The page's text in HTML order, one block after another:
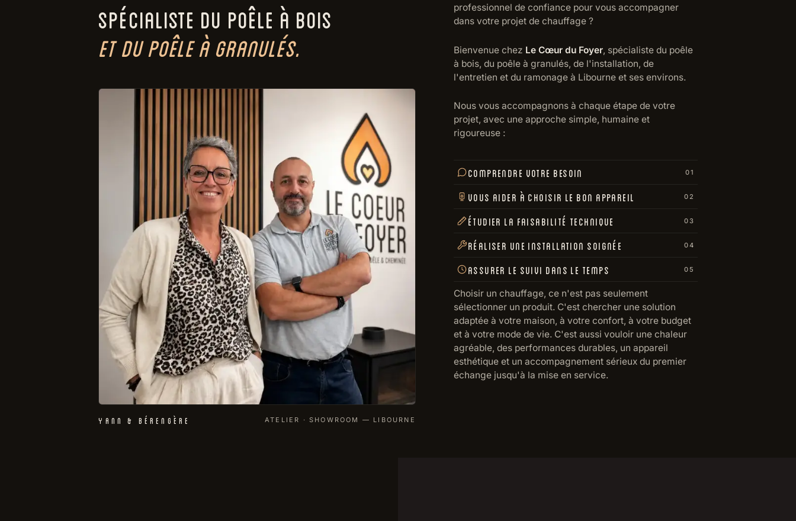
SPÉCIALISTE DU POÊLE À BOIS
ET DU POÊLE À GRANULÉS.
YANN & BÉRENGÈRE ATELIER · SHOWROOM — LIBOURNE
professionnel de confiance pour vous accompagner
dans votre projet de chauffage ?
Bienvenue chez Le Cœur du Foyer, spécialiste du poêle
à bois, du poêle à granulés, de l'installation, de
l'entretien et du ramonage à Libourne et ses environs.
Nous vous accompagnons à chaque étape de votre
projet, avec une approche simple, humaine et
rigoureuse :
COMPRENDRE VOTRE BESOIN 01
VOUS AIDER À CHOISIR LE BON APPAREIL 02
ÉTUDIER LA FAISABILITÉ TECHNIQUE 03
RÉALISER UNE INSTALLATION SOIGNÉE 04
ASSURER LE SUIVI DANS LE TEMPS 05
Choisir un chauffage, ce n'est pas seulement
sélectionner un produit. C'est chercher une solution
adaptée à votre maison, à votre confort, à votre budget
et à votre mode de vie. C'est aussi vouloir une chaleur
agréable, des performances durables, un appareil
esthétique et un accompagnement sérieux du premier
échange jusqu'à la mise en service.